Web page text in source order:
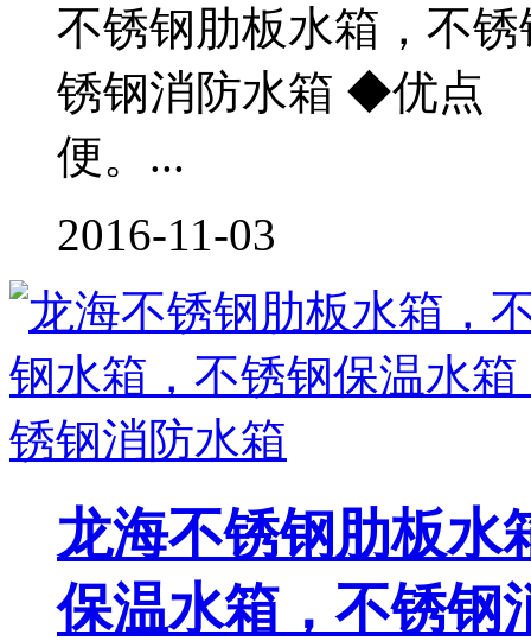
不锈钢肋板水箱，不
锈钢消防水箱 ◆优点
便。...
2016-11-03
龙海不锈钢肋板水
保温水箱，不锈钢